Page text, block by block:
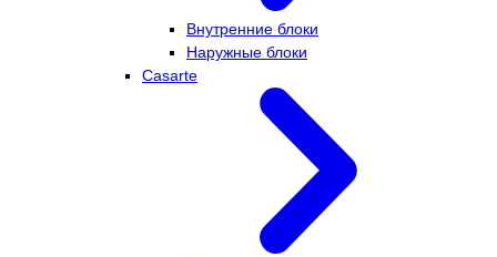
Внутренние блоки
Наружные блоки
Casarte